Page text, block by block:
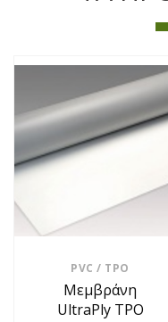
PVC / TPO
Μεμβράνη
UltraPly TPO